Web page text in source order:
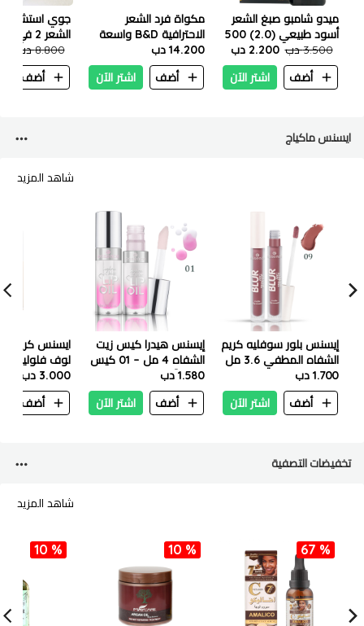
ميدو شامبو صبغ الشعر
أسود طبيعي (2.0) 500
مل
3.500 دب
2.200 دب
أضف
اشتر الآن
مكواة فرد الشعر
الاحترافية B&D واسعة
750 فهرنهايت + مكواة
تجعيد روزيا
14.200 دب
أضف
اشتر الآن
جوي استشوار
الشعر 2 في 1 - 1200 واط
8.800 دب
أضف
ايسنس ماكياج
شاهد المزيد
إيسنس بلور سوفليه كريم
الشفاه المطفي 3.6 مل
– 09 غوست تايبينغ
1.700 دب
أضف
اشتر الآن
إيسنس هيدرا كيس زيت
الشفاه 4 مل – 01 كيس
فروم آ روز
1.580 دب
أضف
اشتر الآن
ايسنس كريم
بورسلين داكن
3.000 دب
أضف
تخفيضات التصفية
شاهد المزيد
67 %
10 %
10 %